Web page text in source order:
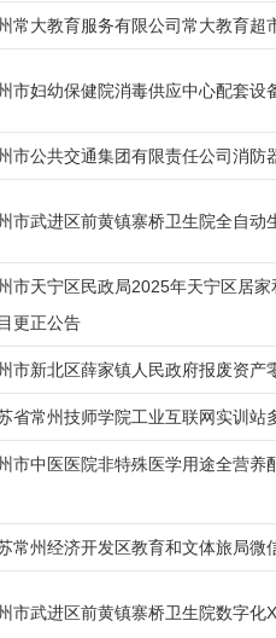
常大教育服务有限公司常大教育
市妇幼保健院消毒供应中心配套设
市公共交通集团有限责任公司消防
市武进区前黄镇寨桥卫生院全自动
市天宁区民政局2025年天宁区居
更正公告
市新北区薛家镇人民政府报废资产
省常州技师学院工业互联网实训站
市中医医院非特殊医学用途全营
常州经济开发区教育和文体旅局
市武进区前黄镇寨桥卫生院数字化